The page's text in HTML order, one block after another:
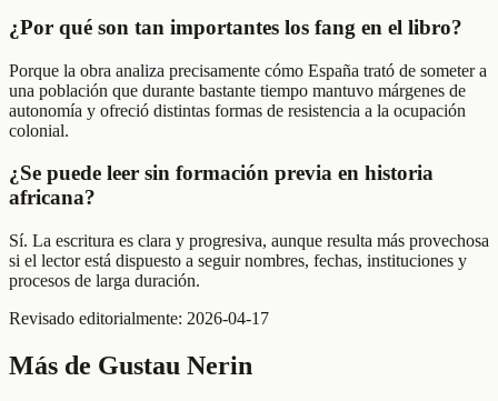
¿Por qué son tan importantes los fang en el libro?
Porque la obra analiza precisamente cómo España trató de someter a
una población que durante bastante tiempo mantuvo márgenes de
autonomía y ofreció distintas formas de resistencia a la ocupación
colonial.
¿Se puede leer sin formación previa en historia
africana?
Sí. La escritura es clara y progresiva, aunque resulta más provechosa
si el lector está dispuesto a seguir nombres, fechas, instituciones y
procesos de larga duración.
Revisado editorialmente: 2026-04-17
Más de Gustau Nerin